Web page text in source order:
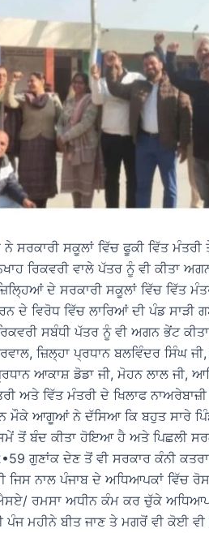
ਸਰਕਾਰੀ ਸਕੂਲਾਂ ਵਿੱਚ ਫੂਕੀ ਵਿੱਤ
ਰਿਕਵਰੀ ਵਾਲੇ ਪੱਤਰ ਨੂੰ ਵੀ ਕੀਤਾ
ਦੇ ਸਰਕਾਰੀ ਸਕੂਲਾਂ ਵਿੱਚ ਵਿੱਤ
ਦੇ ਵਿਰੋਧ ਵਿੱਚ ਲਾਰਿਆਂ ਦੀ ਪੰਡ
ਸਬੰਧੀ ਪੱਤਰ ਨੂੰ ਵੀ ਅਗਨ ਭੇਂਟ
ਜ਼ਿਲ੍ਹਾ ਪ੍ਰਧਾਨ ਬਲਵਿੰਦਰ ਸਿੰਘ
ਆਕਾਸ਼ ਡੋਡਾ ਜੀ, ਮੋਹਨ ਲਾਲ
ਅਤੇ ਵਿੱਤ ਮੰਤਰੀ ਦੇ ਖਿਲਾਫ
ਮੌਕੇ ਆਗੂਆਂ ਨੇ ਦੱਸਿਆ ਕਿ ਬਹੁਤ ਸਾਰੇ
ਤੋਂ ਬੰਦ ਕੀਤਾ ਹੋਇਆ ਹੈ ਅਤੇ ਪਿਛਲੀ
ਗੁਣਾਂਕ ਦੇਣ ਤੋਂ ਵੀ ਸਰਕਾਰ ਕੰਨੀ
ਜਿਸ ਨਾਲ ਪੰਜਾਬ ਦੇ ਅਧਿਆਪਕਾਂ ਵਿੱਚ
ਰਮਸਾ ਅਧੀਨ ਕੰਮ ਕਰ ਚੁੱਕੇ
ਮਹੀਨੇ ਬੀਤ ਜਾਣ ਤੇ ਮਗਰੋਂ ਵੀ ਕੋਈ ਵੀ